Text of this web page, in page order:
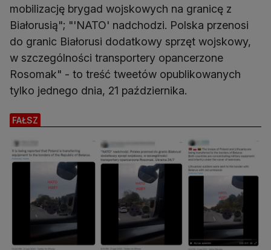
mobilizację brygad wojskowych na granicę z
Białorusią"; "'NATO' nadchodzi. Polska przenosi
do granic Białorusi dodatkowy sprzęt wojskowy,
w szczególności transportery opancerzone
Rosomak" - to treść tweetów opublikowanych
tylko jednego dnia, 21 października.
FAŁSZ